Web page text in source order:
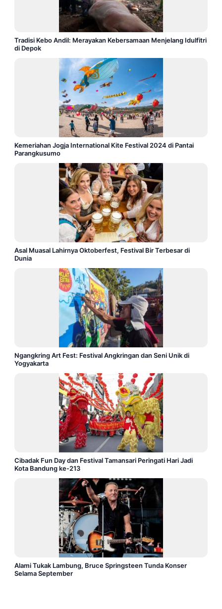
Tradisi Kebo Andil: Merayakan Kebersamaan Menjelang Idulfitri
di Depok
Kemeriahan Jogja International Kite Festival 2024 di Pantai
Parangkusumo
Asal Muasal Lahirnya Oktoberfest, Festival Bir Terbesar di
Dunia
Ngangkring Art Fest: Festival Angkringan dan Seni Unik di
Yogyakarta
Cibadak Fun Day dan Festival Tamansari Peringati Hari Jadi
Kota Bandung ke-213
Alami Tukak Lambung, Bruce Springsteen Tunda Konser
Selama September